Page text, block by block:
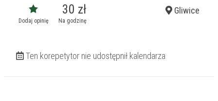
Dodaj opinię
30 zł
Na godzinę
Gliwice
Ten korepetytor nie udostępnił kalendarza